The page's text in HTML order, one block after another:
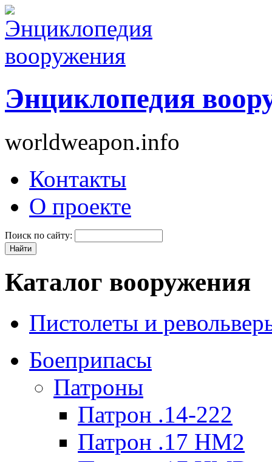
Энциклопедия
worldweapon.info
Контакты
О проекте
Поиск по сайту:
Каталог вооружения
Пистолеты и
Боеприпасы
Патроны
Патрон .14-222
Патрон .17 HM2